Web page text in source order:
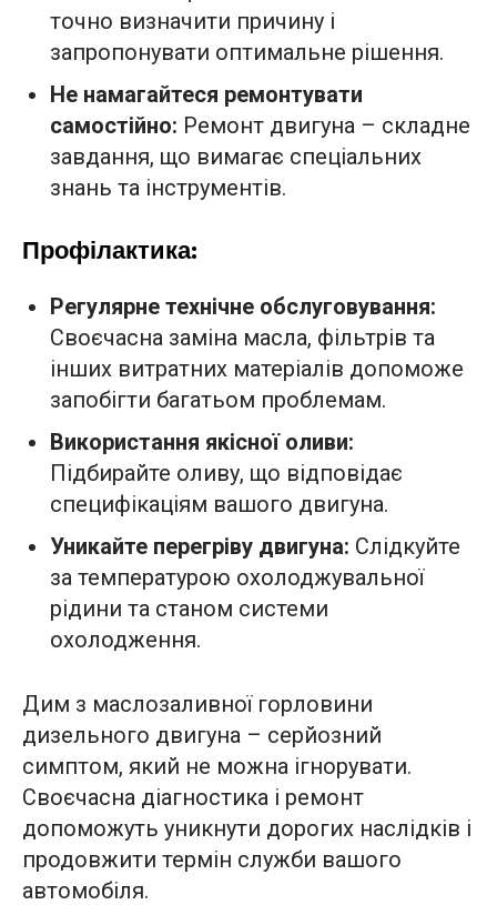
точно визначити причину і
запропонувати оптимальне рішення.
Не намагайтеся ремонтувати
самостійно: Ремонт двигуна – складне
завдання, що вимагає спеціальних
знань та інструментів.
Профілактика:
Регулярне технічне обслуговування:
Своєчасна заміна масла, фільтрів та
інших витратних матеріалів допоможе
запобігти багатьом проблемам.
Використання якісної оливи:
Підбирайте оливу, що відповідає
специфікаціям вашого двигуна.
Уникайте перегріву двигуна: Слідкуйте
за температурою охолоджувальної
рідини та станом системи
охолодження.
Дим з маслозаливної горловини
дизельного двигуна – серйозний
симптом, який не можна ігнорувати.
Своєчасна діагностика і ремонт
допоможуть уникнути дорогих наслідків і
продовжити термін служби вашого
автомобіля.